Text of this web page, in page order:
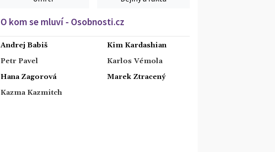
O kom se mluví - Osobnosti.cz
Andrej Babiš
Petr Pavel
Hana Zagorová
Kazma Kazmitch
Kim Kardashian
Karlos Vémola
Marek Ztracený